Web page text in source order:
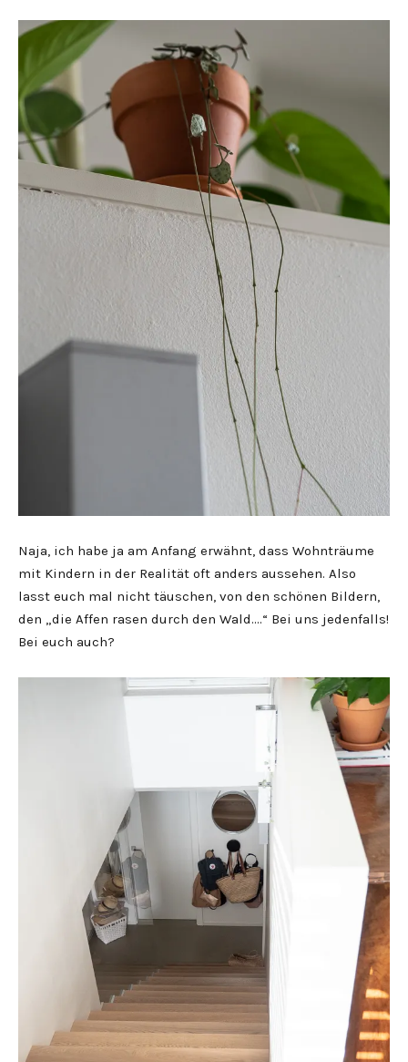
Naja, ich habe ja am Anfang erwähnt, dass Wohnträume
mit Kindern in der Realität oft anders aussehen. Also
lasst euch mal nicht täuschen, von den schönen Bildern,
den „die Affen rasen durch den Wald….“ Bei uns jedenfalls!
Bei euch auch?